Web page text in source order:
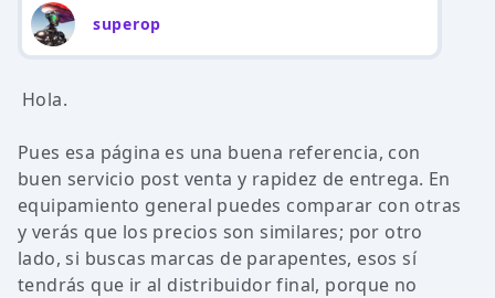
superop
Hola.
Pues esa página es una buena referencia, con
buen servicio post venta y rapidez de entrega. En
equipamiento general puedes comparar con otras
y verás que los precios son similares; por otro
lado, si buscas marcas de parapentes, esos sí
tendrás que ir al distribuidor final, porque no